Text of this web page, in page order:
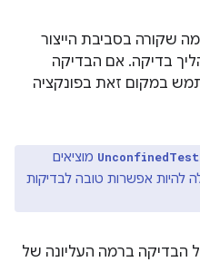
שקורה בסביבת הייצור
בדיקה. אם הבדיקה
במקום זאת בפונקציה
מוציאים
להיות אפשרות טובה לבדיקות
ברמה העליונה של